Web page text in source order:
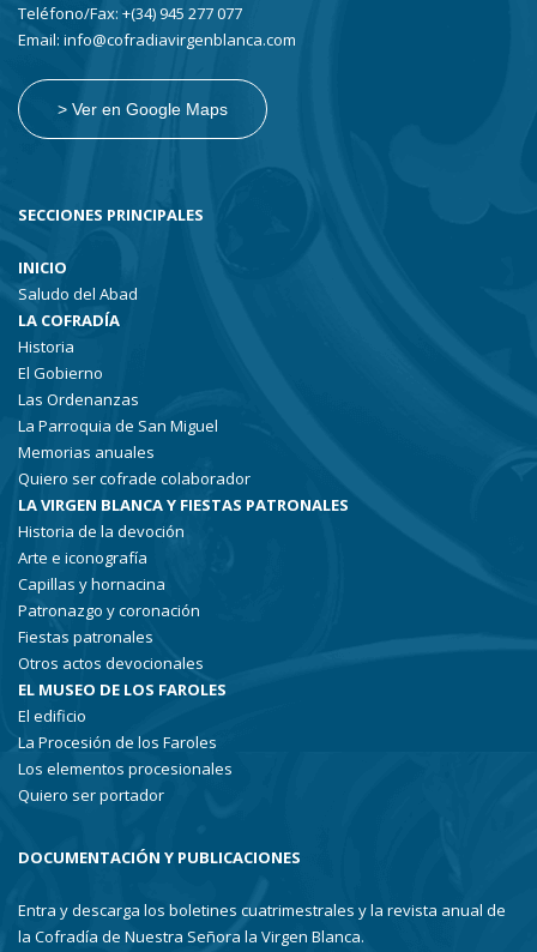
Teléfono/Fax: +(34) 945 277 077
Email: info@cofradiavirgenblanca.com
> Ver en Google Maps
SECCIONES PRINCIPALES
INICIO
Saludo del Abad
LA COFRADÍA
Historia
El Gobierno
Las Ordenanzas
La Parroquia de San Miguel
Memorias anuales
Quiero ser cofrade colaborador
LA VIRGEN BLANCA Y FIESTAS PATRONALES
Historia de la devoción
Arte e iconografía
Capillas y hornacina
Patronazgo y coronación
Fiestas patronales
Otros actos devocionales
EL MUSEO DE LOS FAROLES
El edificio
La Procesión de los Faroles
Los elementos procesionales
Quiero ser portador
DOCUMENTACIÓN Y PUBLICACIONES
Entra y descarga los boletines cuatrimestrales y la revista anual de
la Cofradía de Nuestra Señora la Virgen Blanca.